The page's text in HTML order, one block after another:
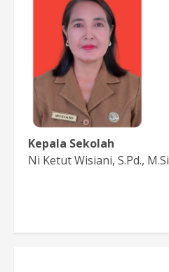
Kepala Sekolah
Ni Ketut Wisiani, S.Pd., M.Si